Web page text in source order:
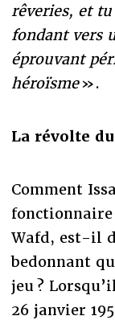
rêveries, et
fondant vers
éprouvant
héroïsme».
La révolte
Comment
Wafd, est-il
bedonnant
jeu ?
26 janvier